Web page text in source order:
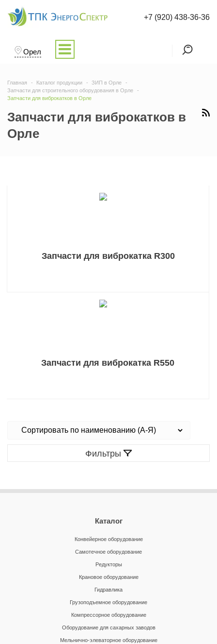
Орел
+7 (920) 438-36-36
Главная Каталог продукции
ЗИП в Орле
Запчасти для строительного оборудования в Орле
Запчасти для виброкатков в Орле
Запчасти для виброкатков в
Орле
Запчасти для виброкатка R300
Запчасти для виброкатка R550
Фильтры
Каталог
Конвейерное оборудование
Самотечное оборудование
Редукторы
Крановое оборудование
Гидравлика
Грузоподъемное оборудование
Компрессорное оборудование
Оборудование для сахарных заводов
Мельнично-элеваторное оборудование